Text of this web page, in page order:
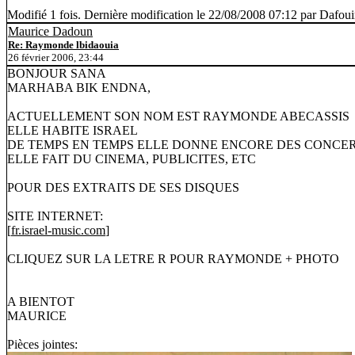
Modifié 1 fois. Dernière modification le 22/08/2008 07:12 par
Maurice Dadoun
Re: Raymonde lbidaouia
26 février 2006, 23:44
BONJOUR SANA
MARHABA BIK ENDNA,
ACTUELLEMENT SON NOM EST RAYMONDE ABECASSIS
ELLE HABITE ISRAEL
DE TEMPS EN TEMPS ELLE DONNE ENCORE DES
ELLE FAIT DU CINEMA, PUBLICITES, ETC
POUR DES EXTRAITS DE SES DISQUES
SITE INTERNET:
[fr.israel-music.com]
CLIQUEZ SUR LA LETRE R POUR RAYMONDE + PHOTO
A BIENTOT
MAURICE
Pièces jointes: